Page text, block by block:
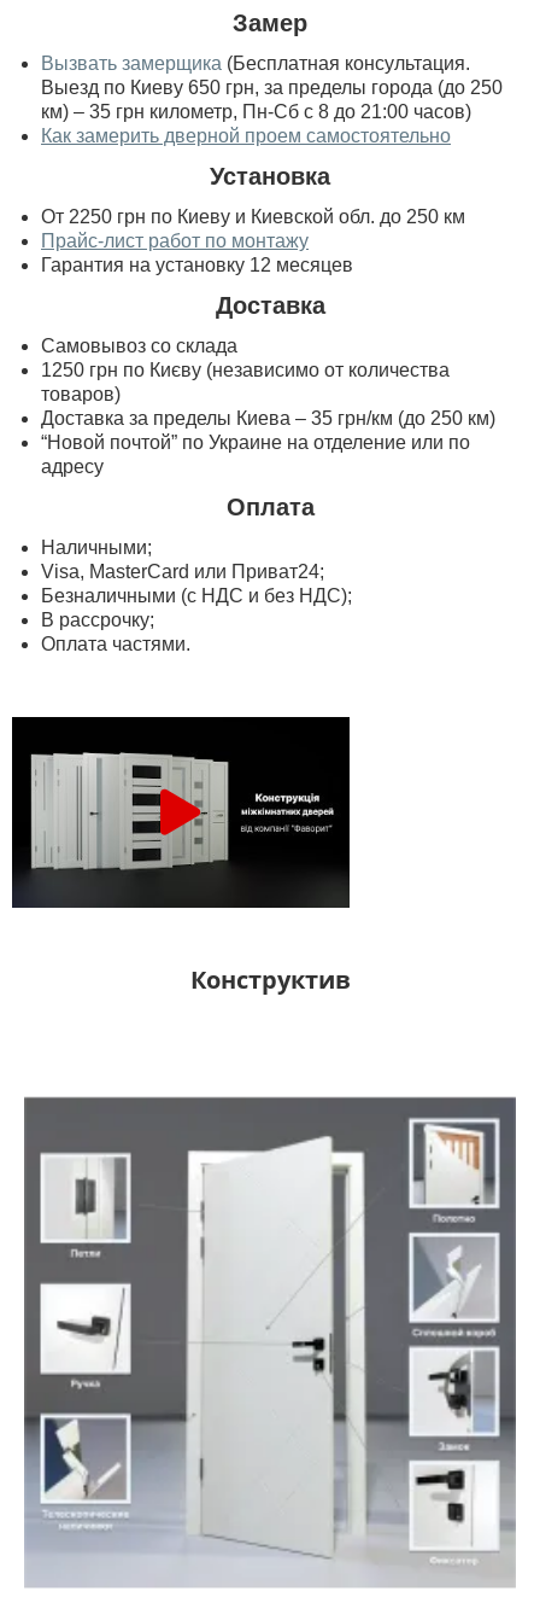
Замер
Вызвать замерщика (Бесплатная консультация.
Выезд по Киеву 650 грн, за пределы города (до 250
км) – 35 грн километр, Пн-Сб с 8 до 21:00 часов)
Как замерить дверной проем самостоятельно
Установка
От 2250 грн по Киеву и Киевской обл. до 250 км
Прайс-лист работ по монтажу
Гарантия на установку 12 месяцев
Доставка
Самовывоз со склада
1250 грн по Києву (независимо от количества
товаров)
Доставка за пределы Киева – 35 грн/км (до 250 км)
“Новой почтой” по Украине на отделение или по
адресу
Оплата
Наличными;
Visa, MasterСard или Приват24;
Безналичными (с НДС и без НДС);
В рассрочку;
Оплата частями.
Конструктив